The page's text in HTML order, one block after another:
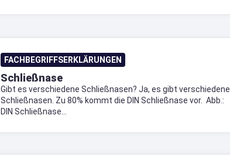
FACHBEGRIFFSERKLÄRUNGEN
Schließnase
Gibt es verschiedene Schließnasen? Ja, es gibt verschiedene
Schließnasen. Zu 80% kommt die DIN Schließnase vor. Abb.:
DIN Schließnase...